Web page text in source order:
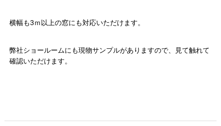
横幅も3ｍ以上の窓にも対応いただけます。
弊社ショールームにも現物サンプルがありますので、見て触れて
確認いただけます。